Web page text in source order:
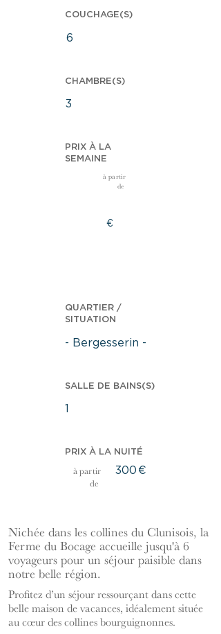
COUCHAGE(S)
6
CHAMBRE(S)
3
PRIX À LA
SEMAINE
à partir
de
€
QUARTIER /
SITUATION
- Bergesserin -
SALLE DE BAINS(S)
1
PRIX À LA NUITÉ
à partir
de
300 €
Nichée dans les collines du Clunisois, la
Ferme du Bocage accueille jusqu'à 6
voyageurs pour un séjour paisible dans
notre belle région.
Profitez d’un séjour ressourçant dans cette
belle maison de vacances, idéalement située
au cœur des collines bourguignonnes.